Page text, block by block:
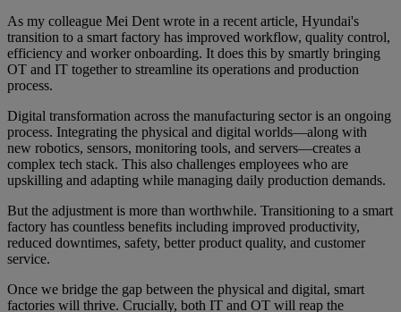
As my colleague Mei Dent wrote in a recent article, Hyundai's
transition to a smart factory has improved workflow, quality control,
efficiency and worker onboarding. It does this by smartly bringing
OT and IT together to streamline its operations and production
process.
Digital transformation across the manufacturing sector is an ongoing
process. Integrating the physical and digital worlds—along with
new robotics, sensors, monitoring tools, and servers—creates a
complex tech stack. This also challenges employees who are
upskilling and adapting while managing daily production demands.
But the adjustment is more than worthwhile. Transitioning to a smart
factory has countless benefits including improved productivity,
reduced downtimes, safety, better product quality, and customer
service.
Once we bridge the gap between the physical and digital, smart
factories will thrive. Crucially, both IT and OT will reap the